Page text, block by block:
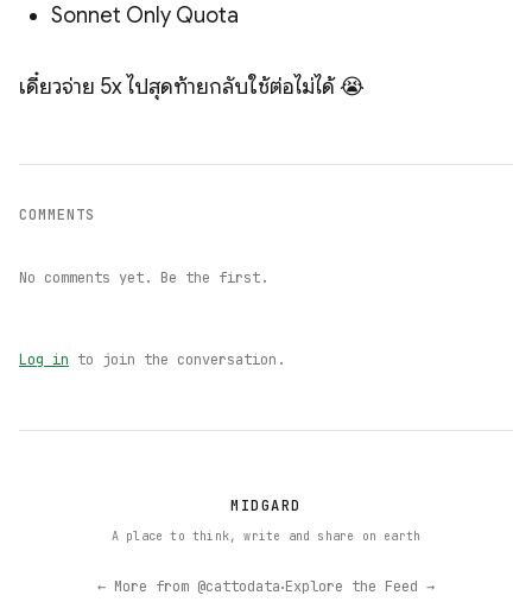
Sonnet Only Quota
เดี๋ยวจ่าย 5x ไปสุดท้ายกลับใช้ต่อไม่ได้ 😭
COMMENTS
No comments yet. Be the first.
Log in to join the conversation.
MIDGARD
A place to think, write and share on earth
← More from @cattodata·Explore the Feed →